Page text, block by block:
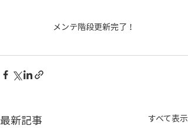
メンテ階段更新完了！
最新記事 すべて表示